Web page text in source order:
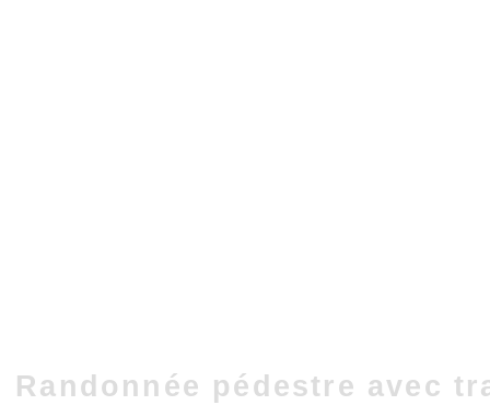
Randonnée pédestre avec